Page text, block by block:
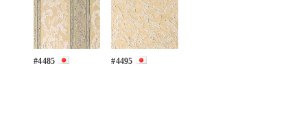
#4485 #4495